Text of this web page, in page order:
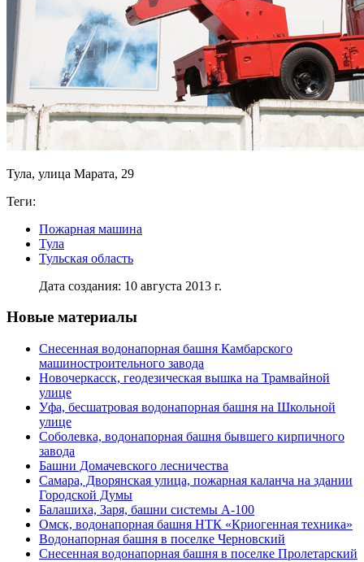
Тула, улица Марата, 29
Теги:
Пожарная машина
Тула
Тульская область
Дата создания: 10 августа 2013 г.
Новые материалы
Снесенная водонапорная башня Камбарского
машиностроительного завода
Новочеркасск, геодезическая вышка на Трамвайной
улице
Уфа, бесшатровая водонапорная башня на Школьной
улице
Соболевка, водонапорная башня бывшего кирпичного
завода
Башни Домачевского лесничества
Самара, Дворянская улица, пожарная каланча на здании
Городской Думы
Балашиха, Заря, башни системы А-100
Омск, водонапорная башня НТК «Криогенная техника»
Водонапорная башня в поселке Черновский
Снесенная водонапорная башня в поселке Пролетарский